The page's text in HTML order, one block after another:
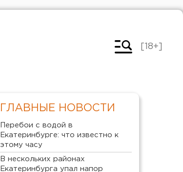
[18+]
ГЛАВНЫЕ НОВОСТИ
Перебои с водой в
Екатеринбурге: что известно к
этому часу
В нескольких районах
Екатеринбурга упал напор